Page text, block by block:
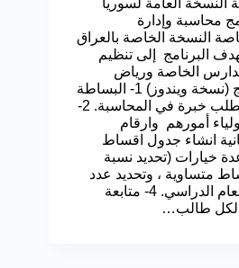
محاسبة وإدارة
النسخة الخاصة بالعراق
البرنامج إلى تنظيم
الخاصة ورياض
الأطفال . ميزات البرنامج (نسخة ويندوز) 1- البساطة
وسهولة الاستخدام ولا يتطلب خبرة في المحاسبة. 2-
أمورهم وارقام
3- امكانية انشاء جدول اقساط
خيارات (تحديد نسبة
متساوية ، وتحديد عدد
الاقساط وتواريخ خلال العام الدراسي. 4- متابعة
لكل طالب…